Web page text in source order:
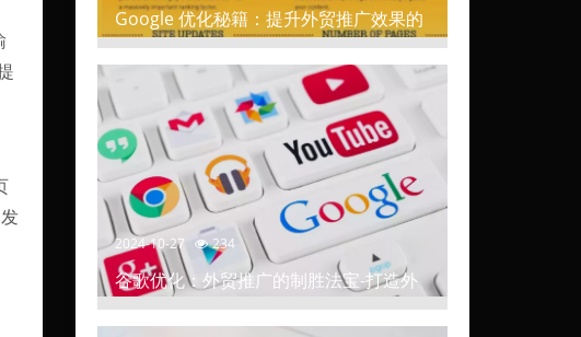
Google 优化秘籍：提升外贸推广效果的
关键
2024-10-27 234
谷歌优化：外贸推广的制胜法宝-打造外
贸推广中的高排名网站